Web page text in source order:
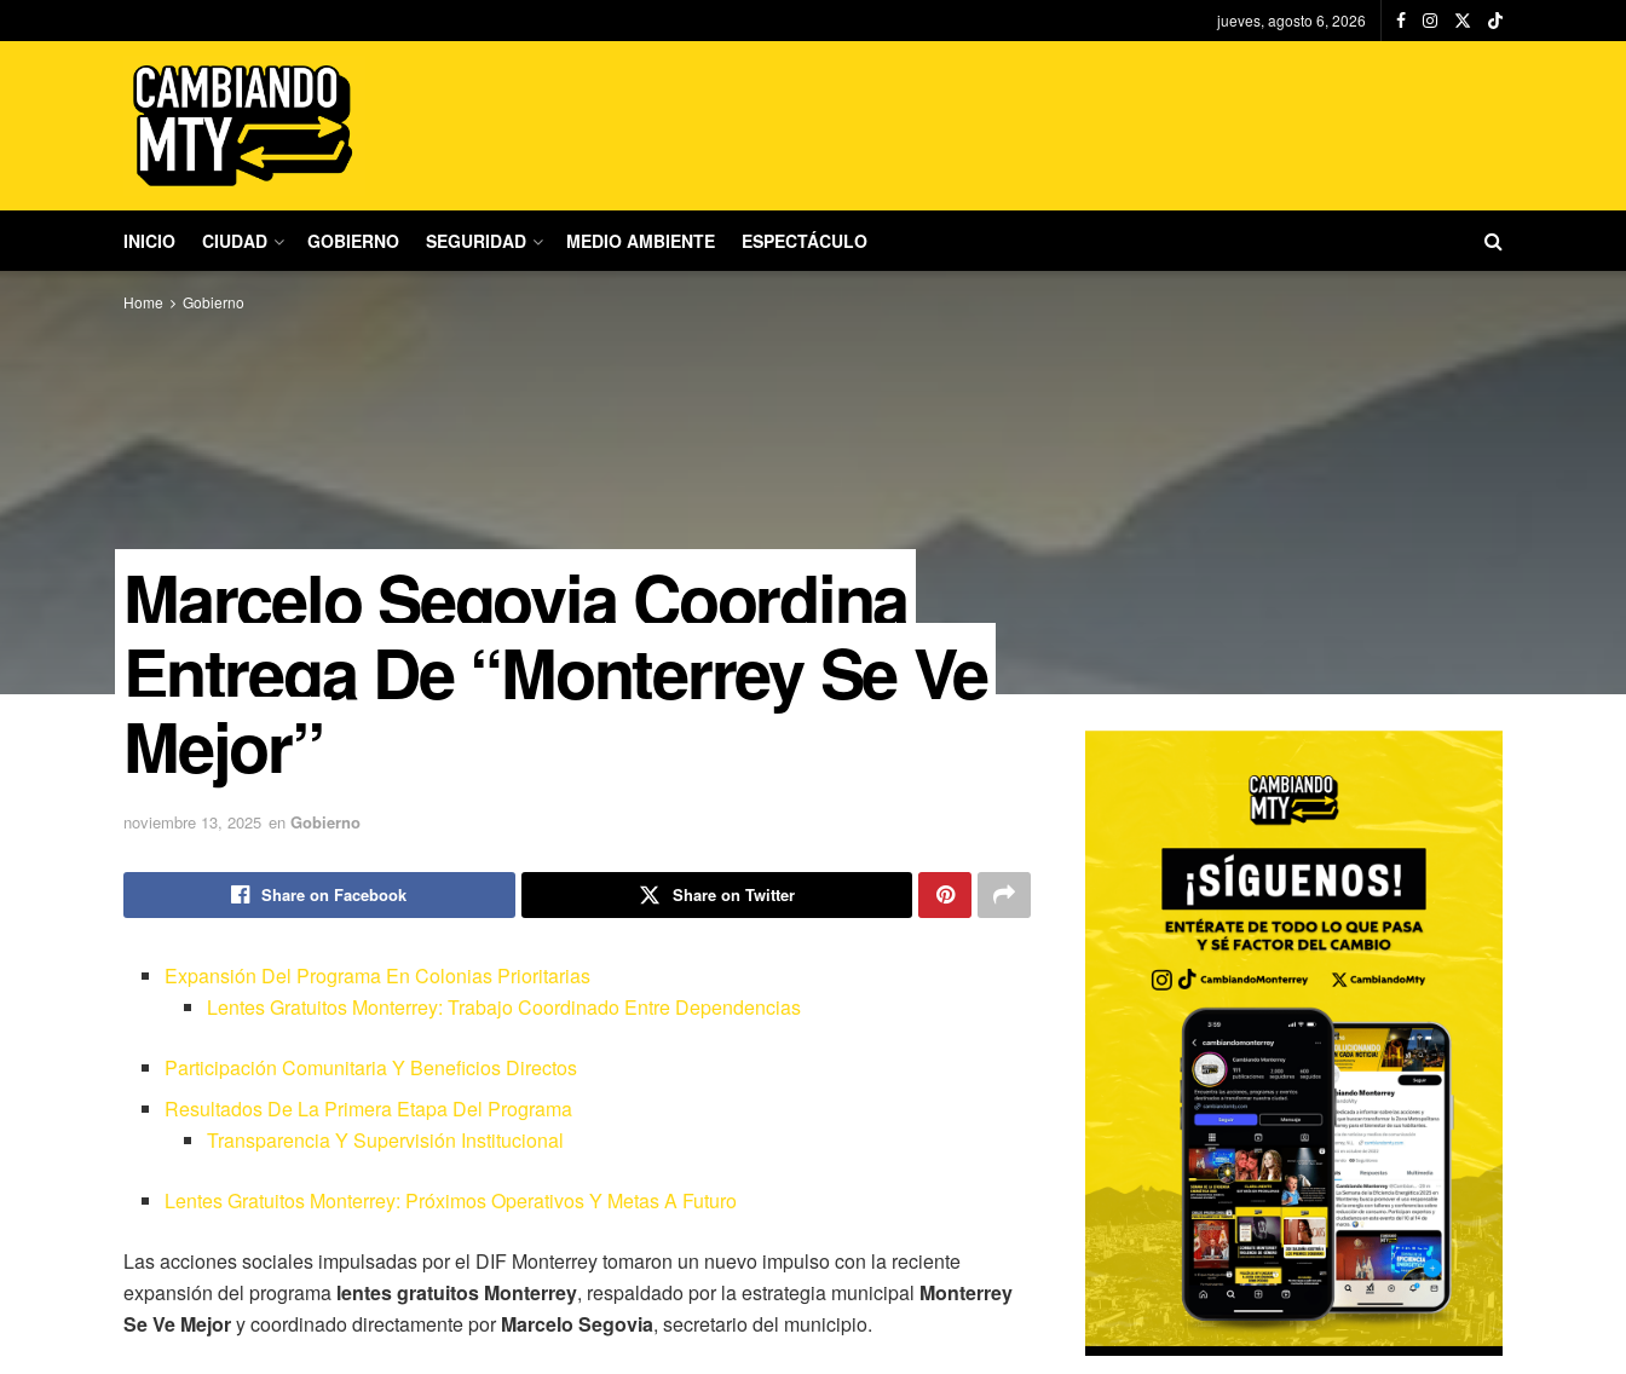
jueves, agosto 6, 2026
INICIO CIUDAD GOBIERNO SEGURIDAD MEDIO AMBIENTE ESPECTÁCULO
Home Gobierno
Marcelo Segovia Coordina
Entrega De “Monterrey Se Ve
Mejor”
noviembre 13, 2025 en Gobierno
Share on Facebook Share on Twitter
Expansión Del Programa En Colonias Prioritarias
Lentes Gratuitos Monterrey: Trabajo Coordinado Entre Dependencias
Participación Comunitaria Y Beneficios Directos
Resultados De La Primera Etapa Del Programa
Transparencia Y Supervisión Institucional
Lentes Gratuitos Monterrey: Próximos Operativos Y Metas A Futuro
Las acciones sociales impulsadas por el DIF Monterrey tomaron un nuevo impulso con la reciente
expansión del programa lentes gratuitos Monterrey, respaldado por la estrategia municipal Monterrey
Se Ve Mejory coordinado directamente porMarcelo Segovia, secretario del municipio.